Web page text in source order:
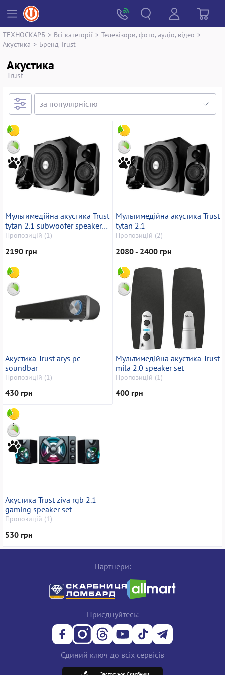
ТЕХНОСКАРБ > Всі категорії > Телевізори, фото, аудіо, відео >
Акустика > Бренд Trust
Акустика
Trust
Мультимедійна акустика Trust
tytan 2.1 subwoofer speaker
set
Пропозицій (1)
2190 грн
Мультимедійна акустика Trust
tytan 2.1
Пропозицій (2)
2080 - 2400 грн
Акустика Trust arys pc
soundbar
Пропозицій (1)
430 грн
Мультимедійна акустика Trust
mila 2.0 speaker set
Пропозицій (1)
400 грн
Акустика Trust ziva rgb 2.1
gaming speaker set
Пропозицій (1)
530 грн
Партнери:
Приєднуйтесь:
Єдиний ключ до всіх сервісів